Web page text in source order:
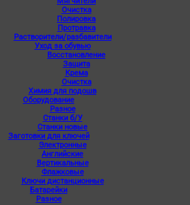
Очистка
Полировка
Протравка
Растворители/разбавители
Уход за обувью
Восстановление
Защита
Крема
Очистка
Химия для подошв
Оборудование
Разное
Станки б/У
Станки новые
Заготовки для ключей
Электронные
Английские
Вертикальные
Флажковые
Ключи дистанционные
Батарейки
Разное